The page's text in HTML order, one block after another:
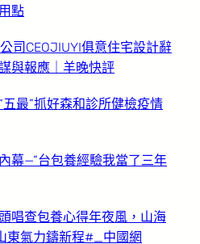
點
司CEOJIUYI俱意住宅設計辭
與報應｜羊晚快評
最”抓好森和診所健檢疫情
幕—”台包養經驗我當了三年
唱查包養心得年夜風，山海
東氣力鑄新程#_中國網